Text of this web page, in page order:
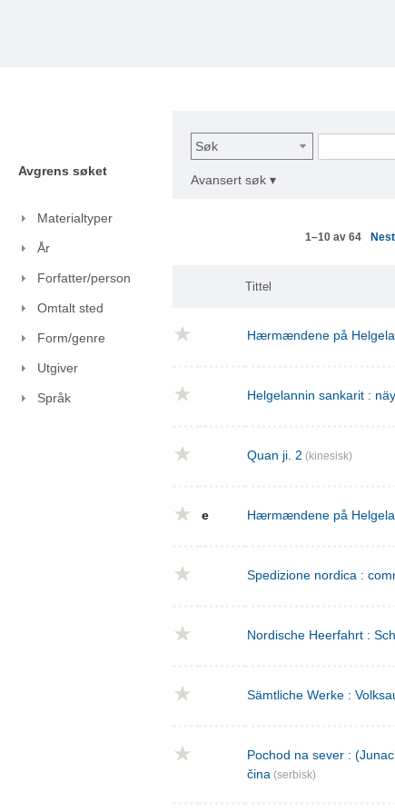
Avgrens søket
Materialtyper
År
Forfatter/person
Omtalt sted
Form/genre
Utgiver
Språk
Søk
Avansert søk ▾
1–10 av 64
Tittel
Hærmændene på
Helgelannin sankarit :
Quan ji. 2 (kinesisk)
e Hærmændene på
Spedizione nordica :
Nordische Heerfahrt :
Sämtliche Werke :
Pochod na sever :
čina (serbisk)